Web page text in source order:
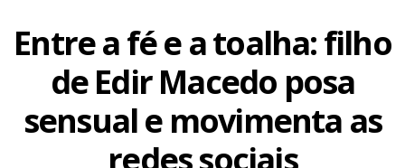
Entre a fé e a toalha: filho
de Edir Macedo posa
sensual e movimenta as